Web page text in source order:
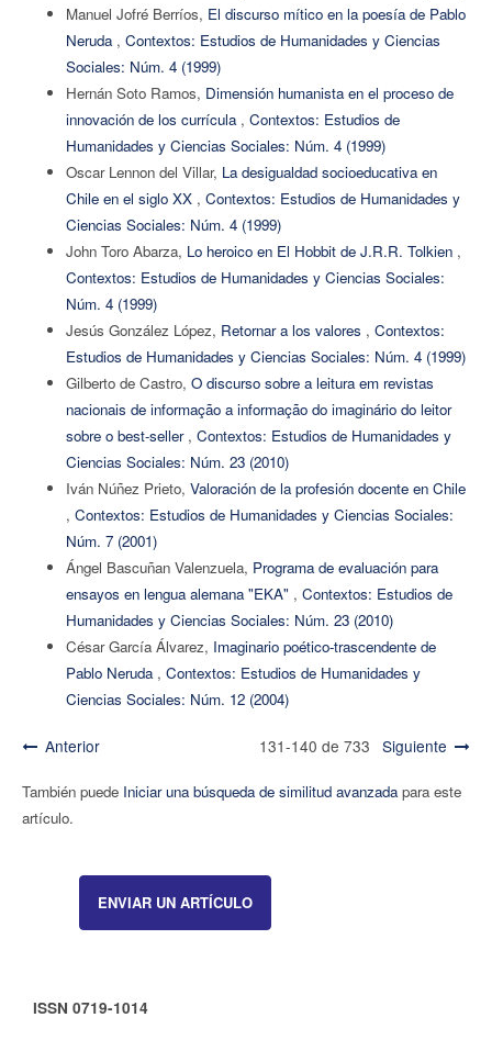
Manuel Jofré Berríos, El discurso mítico en la poesía de Pablo
Neruda , Contextos: Estudios de Humanidades y Ciencias
Sociales: Núm. 4 (1999)
Hernán Soto Ramos, Dimensión humanista en el proceso de
innovación de los currícula , Contextos: Estudios de
Humanidades y Ciencias Sociales: Núm. 4 (1999)
Oscar Lennon del Villar, La desigualdad socioeducativa en
Chile en el siglo XX , Contextos: Estudios de Humanidades y
Ciencias Sociales: Núm. 4 (1999)
John Toro Abarza, Lo heroico en El Hobbit de J.R.R. Tolkien ,
Contextos: Estudios de Humanidades y Ciencias Sociales:
Núm. 4 (1999)
Jesús González López, Retornar a los valores , Contextos:
Estudios de Humanidades y Ciencias Sociales: Núm. 4 (1999)
Gilberto de Castro, O discurso sobre a leitura em revistas
nacionais de informação a informação do imaginário do leitor
sobre o best-seller , Contextos: Estudios de Humanidades y
Ciencias Sociales: Núm. 23 (2010)
Iván Núñez Prieto, Valoración de la profesión docente en Chile
, Contextos: Estudios de Humanidades y Ciencias Sociales:
Núm. 7 (2001)
Ángel Bascuñan Valenzuela, Programa de evaluación para
ensayos en lengua alemana "EKA" , Contextos: Estudios de
Humanidades y Ciencias Sociales: Núm. 23 (2010)
César García Álvarez, Imaginario poético-trascendente de
Pablo Neruda , Contextos: Estudios de Humanidades y
Ciencias Sociales: Núm. 12 (2004)
Anterior 131-140 de 733 Siguiente
También puede Iniciar una búsqueda de similitud avanzadapara este
artículo.
ENVIAR UN ARTÍCULO
ISSN 0719-1014